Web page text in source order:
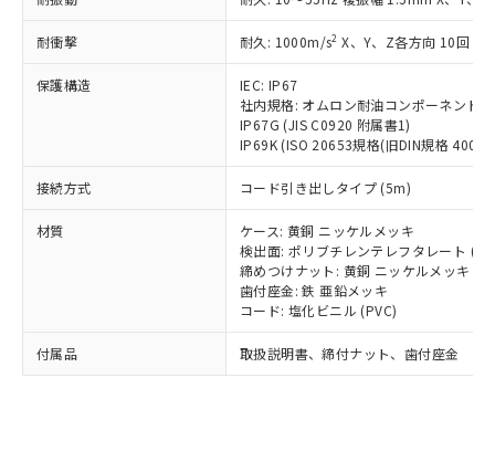
耐衝撃 耐久: 1000m/s2 X、Y、Z各方向 10回
保護構造
IEC: IP67
社内規格: オムロン耐油コンポーネント
IP67G (JIS C0920 附属書1)
IP69K (ISO 20653規格(旧DIN規格
接続方式 コード引き出しタイプ (5m)
材質
ケース: 黄銅 ニッケルメッキ
検出面: ポリブチレンテレフタレート
締めつけナット: 黄銅 ニッケルメッキ
歯付座金: 鉄 亜鉛メッキ
コード: 塩化ビニル (PVC)
付属品 取扱説明書、締付ナット、歯付座金
タに基づき作成されるものであり、閲
覧された時点での実際の在庫および標
準価格とは異なる場合があることをご
了承ください。
正式な納期状況および標準価格はお客
様のお取引先、またはお客様担当のオ
ムロン制御機器販売店・当社販売員に
ご相談ください。
オムロン制御機器販売店や当社販売拠
販売ネットワーク
」をご確認
在庫状況および標準価格結果を当社の
事前の承諾なく第三者に漏洩または開
示しないようお願いします。
マイパーツ機能（部品リスト作成サー
ビス）をご利用いただくには、I-Web
メンバーズにご登録されている必要が
鉛(Pb) 1000ppm以下、 水銀(Hg) 1000ppm以下、 カド
ミウム(Cd) 100ppm以下、
六価クロム(Cr(Ⅵ)) 1000ppm以下、ポリ臭化ビフェニル
類(PBB) 1000ppm以下、ポリ臭化ジフェニルエーテル類
(PBDE) 1000ppm以下、フタル酸ビス(2-エチルヘキシ
ル) (DEHP)(別名：DOP) 1000ppm以下、フタル酸ブチ
ルベンジル（BBP） 1000ppm以下、フタル酸ジブチル
（DBP） 1000ppm以下、フタル酸ジイソブチル
但し、RoHS指令で産業用監視および制御機器に対する
適用除外項目は除く。
フタル酸エステル類の４物質については閾値を超える意
図的な使用がないことを確認しています。
部品在庫の切り替え状況などにより、予定
月が前後することがあります。
*中国RoHS10物質の基準値 (GB/T26572)：
Pb(鉛) :1000ppm、 Hg(水銀) : 1000ppm、 Cd(カドミウ
Cr(Ⅵ)(六価クロム) : 1000ppm、 PBBs(ポリ臭化ビフェ
ニル類) : 1000ppm、 PBDEs(ポリ臭化ジフェニルエーテ
DBP(フタル酸ジブチル) : 1000ppm、 DIBP(フタル酸ジ
イソブチル) : 1000ppm、 BBP(フタル酸ブチルベンジ
DEHP(フタル酸ビス(2-エチルヘキシル)) : 1000ppm
※2 環境保護使用期限
「ｅ」：有害物質（10物質）のすべてが基
準値以下であることを示します。
「10」：通常の使用状況下において有害物
質が外部に漏えいし、環境に深刻な影響を
及ぼさない年数を意味します。
または国外への提供する場合は、日本
国政府の輸出許可(または役務取引許
可)を取得するなどの必要な手続きを
当社は規制貨物を破棄する場合は、完
全に破砕するなど、違法に輸出されな
いよう必要な手段を講じます。
当社は貴社製品を、核兵器、ミサイ
ル、化学兵器、生物兵器またはその他
武器並びにこれらの製造装置等に一切
使用いたしません。
当社は、貴社製品を第三者に販売する
場合は、上記1、2および3の内容を当
該第三者に通知します。また当社は、
販売先および販売に係わる関係者が違
法に輸出するおそれがある場合は、取
り引きをいたしません。
一定数以上の在庫あり
一定数には満たないが在庫あり
在庫なし(最新の在庫状況につ
いては、お客様のお取引先、ま
たはお客様担当のオムロン制御
機器販売店・当社販売員にご確
認ください)
受注生産機種、また在庫状況の
情報を公開していない機種